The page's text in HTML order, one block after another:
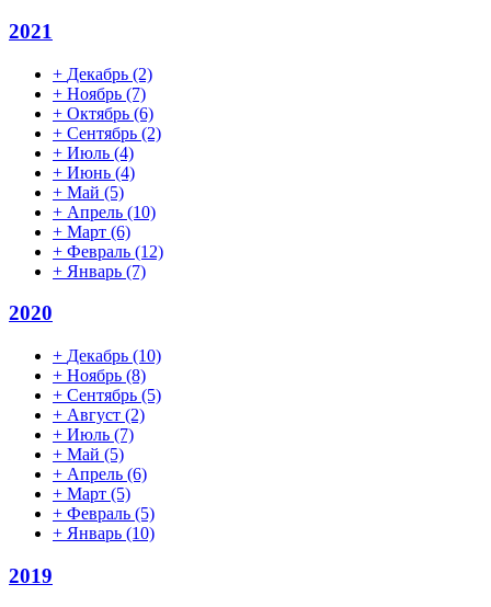
2021
+ Декабрь (2)
+ Ноябрь (7)
+ Октябрь (6)
+ Сентябрь (2)
+ Июль (4)
+ Июнь (4)
+ Май (5)
+ Апрель (10)
+ Март (6)
+ Февраль (12)
+ Январь (7)
2020
+ Декабрь (10)
+ Ноябрь (8)
+ Сентябрь (5)
+ Август (2)
+ Июль (7)
+ Май (5)
+ Апрель (6)
+ Март (5)
+ Февраль (5)
+ Январь (10)
2019